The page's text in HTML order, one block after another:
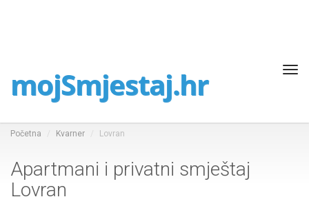
mojSmjestaj.hr
Početna Kvarner Lovran
Apartmani i privatni smještaj
Lovran